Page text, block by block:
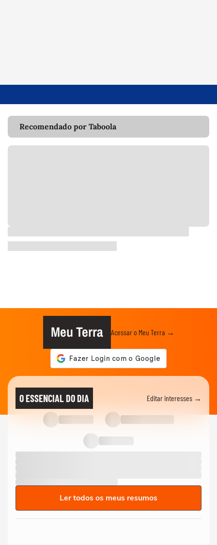
Recomendado por Taboola
Meu Terra Acessar o Meu Terra →
O ESSENCIAL DO DIA Editar interesses →
Ler todos os meus resumos